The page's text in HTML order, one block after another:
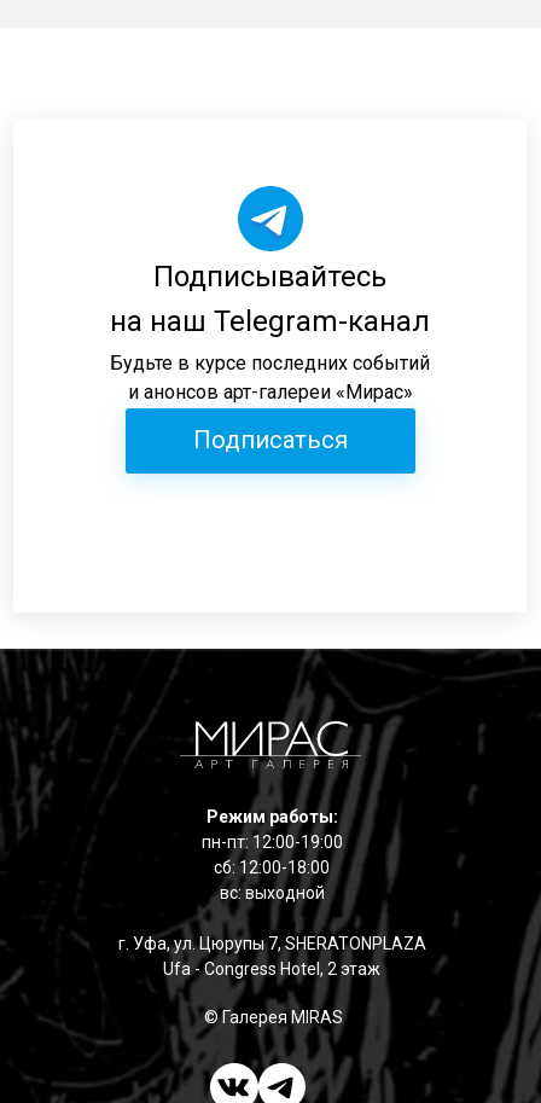
Подписывайтесь
на наш Telegram-канал
Будьте в курсе последних событий
и анонсов арт-галереи «Мирас»
Подписаться
Режим работы:
пн-пт: 12:00-19:00
сб: 12:00-18:00
вс: выходной
г. Уфа, ул. Цюрупы 7, SHERATONPLAZA
Ufa - Congress Hotel, 2 этаж
© Галерея MIRAS